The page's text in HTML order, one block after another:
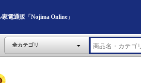
電通販「Nojima Online」
全カテゴリ